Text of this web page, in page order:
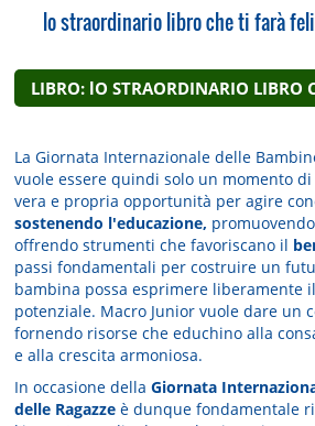
lo straordinario libro che ti farà
LIBRO: lO STRAORDINARIO LIBRO
La Giornata Internazionale delle
vuole essere quindi solo un momento
vera e propria opportunità per agire
sostenendo l'educazione, promuovendo
offrendo strumenti che favoriscano il
passi fondamentali per costruire un
bambina possa esprimere liberamente
potenziale. Macro Junior vuole dare un
fornendo risorse che educhino alla
e alla crescita armoniosa.
In occasione dellaGiornata
delle Ragazze è dunque fondamentale